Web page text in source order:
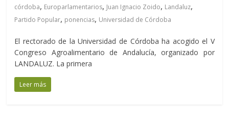
córdoba, Europarlamentarios, Juan Ignacio Zoido, Landaluz,
Partido Popular, ponencias, Universidad de Córdoba
El rectorado de la Universidad de Córdoba ha acogido el V
Congreso Agroalimentario de Andalucía, organizado por
LANDALUZ. La primera
Leer más